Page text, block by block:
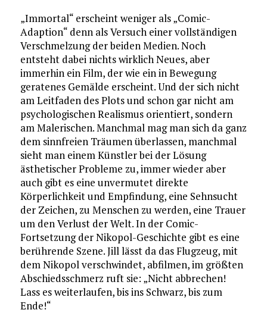
„Immortal“ erscheint weniger als „Comic-
Adaption“ denn als Versuch einer vollständigen
Verschmelzung der beiden Medien. Noch
entsteht dabei nichts wirklich Neues, aber
immerhin ein Film, der wie ein in Bewegung
geratenes Gemälde erscheint. Und der sich nicht
am Leitfaden des Plots und schon gar nicht am
psychologischen Realismus orientiert, sondern
am Malerischen. Manchmal mag man sich da ganz
dem sinnfreien Träumen überlassen, manchmal
sieht man einem Künstler bei der Lösung
ästhetischer Probleme zu, immer wieder aber
auch gibt es eine unvermutet direkte
Körperlichkeit und Empfindung, eine Sehnsucht
der Zeichen, zu Menschen zu werden, eine Trauer
um den Verlust der Welt. In der Comic-
Fortsetzung der Nikopol-Geschichte gibt es eine
berührende Szene. Jill lässt da das Flugzeug, mit
dem Nikopol verschwindet, abfilmen, im größten
Abschiedsschmerz ruft sie: „Nicht abbrechen!
Lass es weiterlaufen, bis ins Schwarz, bis zum
Ende!“